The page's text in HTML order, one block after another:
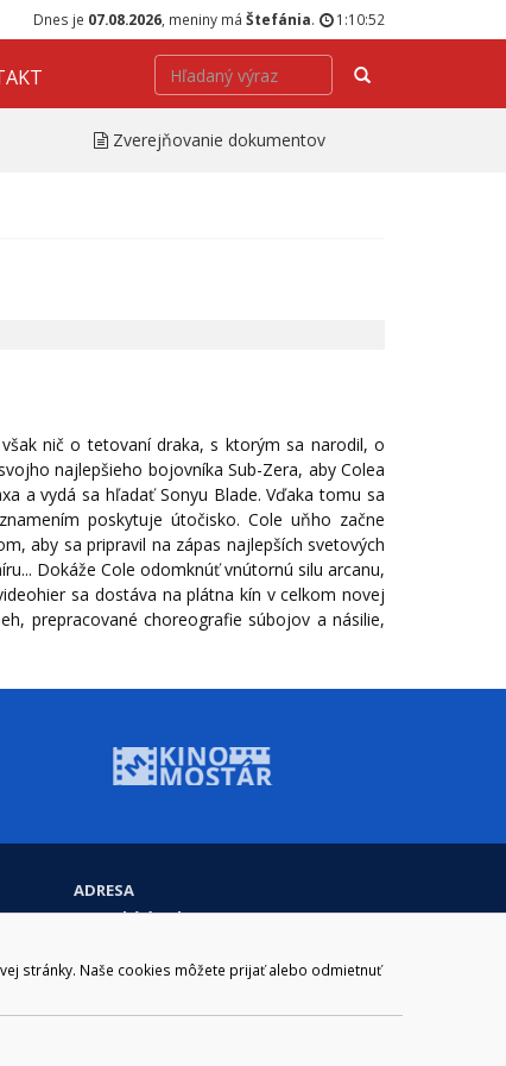
stránky. Naše cookies môžete prijať alebo odmietnuť
Dnes je 07.08.2026 , meniny má Štefánia. 1:10:52
Hľadať
Zverejňovanie dokumentov
nič o tetovaní draka, s ktorým sa narodil, o
najlepšieho bojovníka Sub-Zera, aby Colea
a vydá sa hľadať Sonyu Blade. Vďaka tomu sa
poskytuje útočisko. Cole uňho začne
aby sa pripravil na zápas najlepších svetových
Dokáže Cole odomknúť vnútornú silu arcanu,
sa dostáva na plátna kín v celkom novej
prepracované choreografie súbojov a násilie,
ADRESA
Mestský úrad Brezno
977 01 Brezno
Slovakia (Slovak Republic)